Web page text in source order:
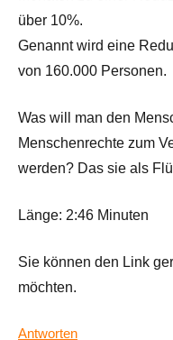
über 10%.
Genannt wird eine
von 160.000 Personen.
Was will man den
Menschenrechte zum
werden? Das sie als
Länge: 2:46 Minuten
Sie können den Link
möchten.
Antworten